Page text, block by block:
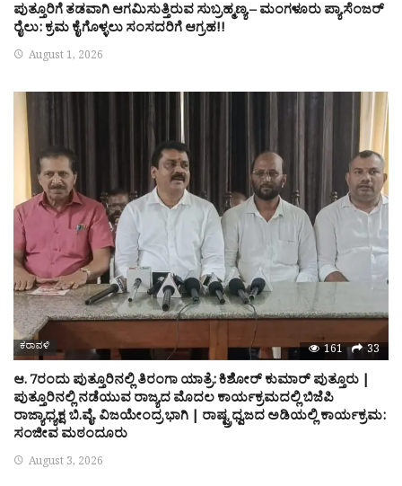
ಪುತ್ತೂರಿಗೆ ತಡವಾಗಿ ಆಗಮಿಸುತ್ತಿರುವ ಸುಬ್ರಹ್ಮಣ್ಯ – ಮಂಗಳೂರು ಪ್ಯಾಸೆಂಜರ್
ರೈಲು: ಕ್ರಮ ಕೈಗೊಳ್ಳಲು ಸಂಸದರಿಗೆ ಆಗ್ರಹ!!
August 1, 2026
ಕರಾವಳಿ 161 33
ಆ. 7ರಂದು ಪುತ್ತೂರಿನಲ್ಲಿ ತಿರಂಗಾ ಯಾತ್ರೆ: ಕಿಶೋರ್ ಕುಮಾರ್ ಪುತ್ತೂರು |
ಪುತ್ತೂರಿನಲ್ಲಿ ನಡೆಯುವ ರಾಜ್ಯದ ಮೊದಲ ಕಾರ್ಯಕ್ರಮದಲ್ಲಿ ಬಿಜೆಪಿ
ರಾಜ್ಯಾಧ್ಯಕ್ಷ ಬಿ.ವೈ. ವಿಜಯೇಂದ್ರ ಭಾಗಿ | ರಾಷ್ಟ್ರಧ್ವಜದ ಅಡಿಯಲ್ಲಿ ಕಾರ್ಯಕ್ರಮ:
ಸಂಜೀವ ಮಠಂದೂರು
August 3, 2026